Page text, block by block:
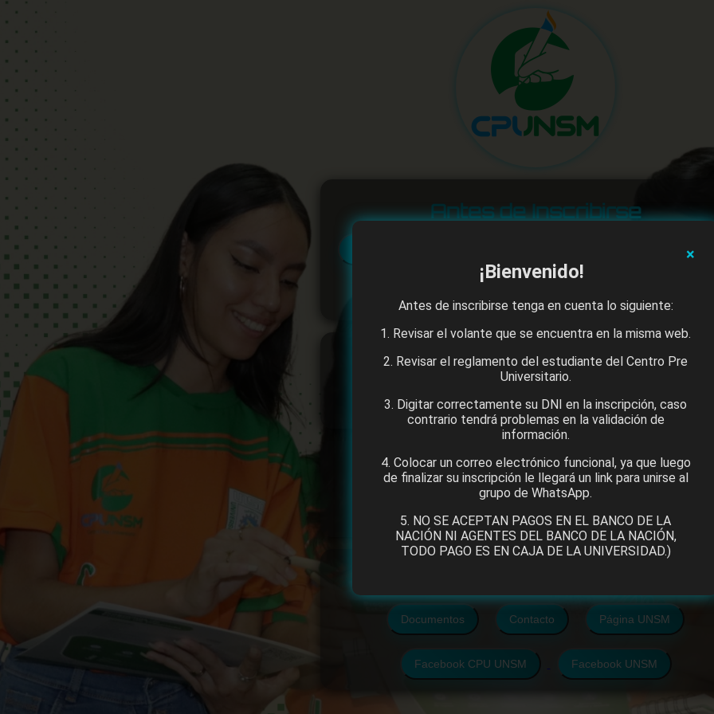
Antes de Inscribirse
Inscripciones
Nueva Inscripción - Aquí Grupo de Whatsapp
Resultados
Documentos Contacto Página UNSM
Facebook CPU UNSM Facebook UNSM
×
¡Bienvenido!
Antes de inscribirse tenga en cuenta lo siguiente:
1. Revisar el volante que se encuentra en la misma web.
2. Revisar el reglamento del estudiante del Centro Pre
Universitario.
3. Digitar correctamente su DNI en la inscripción, caso
contrario tendrá problemas en la validación de
información.
4. Colocar un correo electrónico funcional, ya que luego
de finalizar su inscripción le llegará un link para unirse al
grupo de WhatsApp.
5. NO SE ACEPTAN PAGOS EN EL BANCO DE LA
NACIÓN NI AGENTES DEL BANCO DE LA NACIÓN,
TODO PAGO ES EN CAJA DE LA UNIVERSIDAD.)